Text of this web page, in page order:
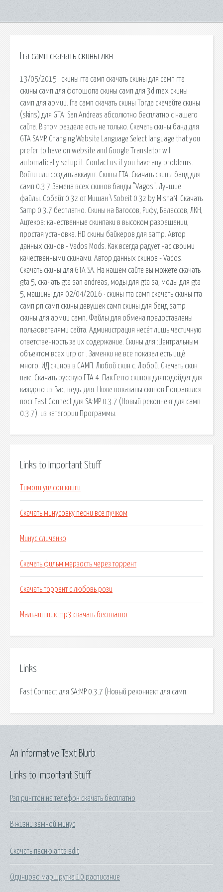
Гта самп скачать скины лкн
13/05/2015 · скины гта самп скачать скины для самп гта
скины самп для фотошопа скины самп для 3d max скины
самп для армии. Гта самп скачать скины Тогда скачайте скины
(skins) для GTA: San Andreas абсолютно бесплатно с нашего
сайта. В этом разделе есть не только. Скачать скины банд для
GTA SAMP. Changing Website Language Select language that you
prefer to have on website and Google Translator will
automatically setup it. Contact us if you have any problems.
Войти или создать аккаунт. Скины ГТА. Скачать скины банд для
самп 0.3 7 Замена всех скинов банды "Vagos". Лучшие
файлы. Собейт 0.3z от Мишан \ Sobeit 0.3z by MishaN. Скачать
Samp 0.3.7 бесплатно. Скины на Вагосов, Рифу, Балассов, ЛКН,
Ацтеков: качественные скинпаки в высоком разрешении,
простая установка. HD скины байкеров для samp. Автор
данных скинов - Vados Mods. Как всегда радует нас своими
качественными скинами. Автор данных скинов - Vados.
Скачать скины для GTA SA. На нашем сайте вы можете скачать
gta 5, скачать gta san andreas, моды для gta sa, моды для gta
5, машины для 02/04/2016 · скины гта самп скачать скины гта
самп рп самп скины девушек самп скины для банд samp
скины для армии самп. Файлы для обмена предоставлены
пользователями сайта. Администрация несёт лишь частичную
ответственность за их содержание. Скины для :Центральным
объектом всех игр от . Заменки не все показал есть ищё
много. ИД скинов в САМП. Любой скин с. Любой. Скачать скин
пак:. Скачать русскую ГТА 4. Пак Гетто скинов дляподойдет для
каждого из Вас, ведь. для. Ниже показаны скинов Понравился
пост Fast Connect для SA:MP 0.3.7 (Новый реконнект для самп
0.3.7). из категории Программы.
Links to Important Stuff
Тимоти уилсон книги
Скачать минусовку песни все пучком
Минус сличенко
Скачать фильм мерзость через торрент
Скачать торрент с любовь рози
Мальчишник mp3 скачать бесплатно
Links
Fast Connect для SA:MP 0.3.7 (Новый реконнект для самп.
Links to Important Stuff
Рэп рингтон на телефон скачать бесплатно
В жизни земной минус
Скачать песню ants edit
Одинцово маршрутка 10 расписание
An Informative Text Blurb